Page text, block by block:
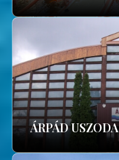
ÁRPÁD USZODA